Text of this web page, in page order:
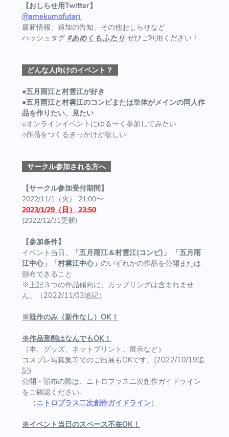
【おしらせ用Twitter】
@amekumofutari
最新情報、追加の告知、その他おしらせなど
ハッシュタグ #あめくもふたり ぜひご利用ください！
どんな人向けのイベント？
●五月雨江と村雲江が好き
●五月雨江と村雲江のコンビまたは単体がメインの同人作
品を作りたい、見たい
○オンラインイベントにゆる〜く参加してみたい
○作品をつくるきっかけが欲しい
サークル参加される方へ
【サークル参加受付期間】
2022/11/1（火） 21:00〜
2023/1/29（日） 23:50
(2022/12/31更新)
【参加条件】
イベント当日、
「五月雨江＆村雲江(コンビ)」 「五月雨
江中心」「村雲江中心」 のいずれかの作品を公開または
頒布できること
※上記３つの作品傾向に、カップリングは含まれませ
ん。（2022/11/03追記）
※既作のみ（新作なし）OK！
※作品形態はなんでもOK！
（本、グッズ、ネットプリント、展示など）
コスプレ写真集等でのご出展もOKです。(2022/10/19追
記)
公開・頒布の際は、ニトロプラス二次創作ガイドライン
をご確認ください↓
（ニトロプラス二次創作ガイドライン）
※イベント当日のスペース不在OK！